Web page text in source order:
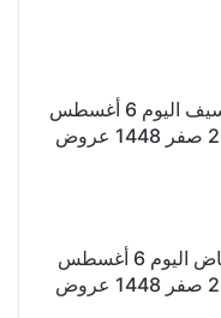
عروض مارك & سيف اليوم 6 أغسطس
2026 الموافق 23 صفر 1448 عروض
عروض نستو الرياض اليوم 6 أغسطس
2026 الموافق 23 صفر 1448 عروض